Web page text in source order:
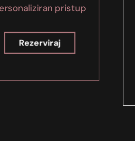
pristup
Rezerviraj